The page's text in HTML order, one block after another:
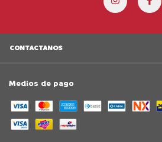
CONTACTANOS
Medios de pago